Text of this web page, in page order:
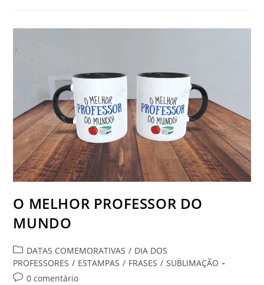
O MELHOR PROFESSOR DO
MUNDO
Categoria
do
post:
DATAS COMEMORATIVAS / DIA DOS
PROFESSORES / ESTAMPAS / FRASES / SUBLIMAÇÃO
Comentários
0 comentário